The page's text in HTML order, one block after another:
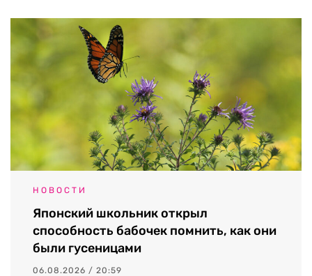
НОВОСТИ
Японский школьник открыл
способность бабочек помнить, как они
были гусеницами
06.08.2026 / 20:59